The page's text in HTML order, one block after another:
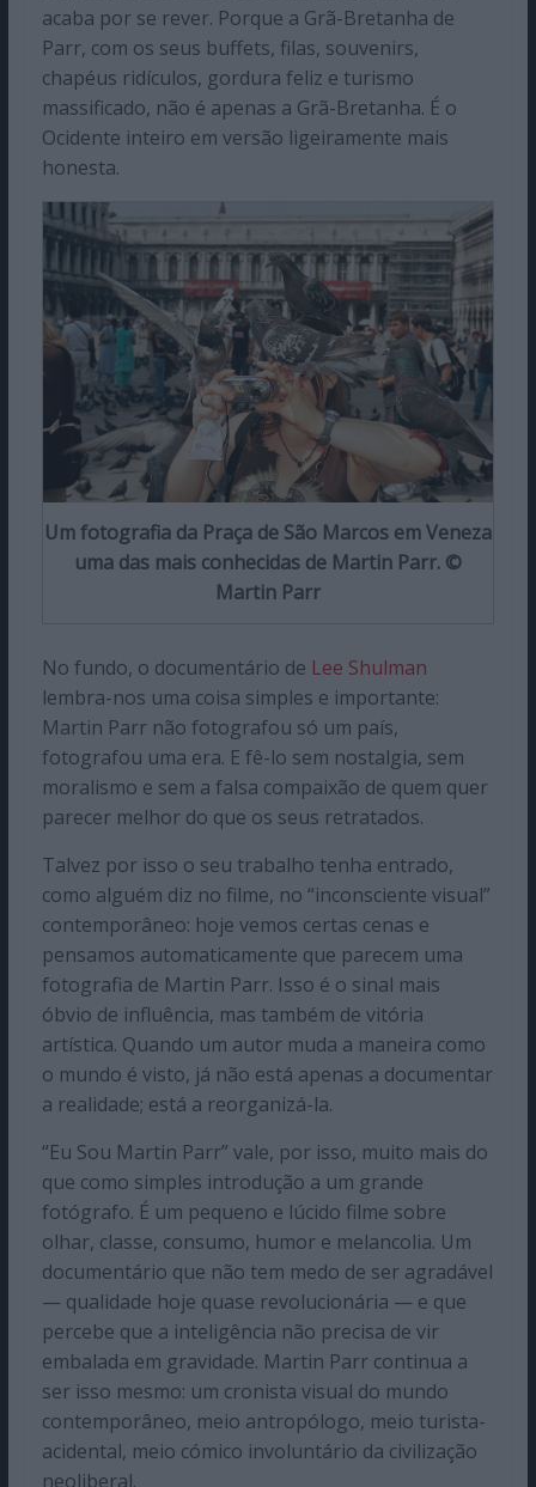
acaba por se rever. Porque a Grã-Bretanha de
Parr, com os seus buffets, filas, souvenirs,
chapéus ridículos, gordura feliz e turismo
massificado, não é apenas a Grã-Bretanha. É o
Ocidente inteiro em versão ligeiramente mais
honesta.
Um fotografia da Praça de São Marcos em Veneza
uma das mais conhecidas de Martin Parr. ©
Martin Parr
No fundo, o documentário de Lee Shulman
lembra-nos uma coisa simples e importante:
Martin Parr não fotografou só um país,
fotografou uma era. E fê-lo sem nostalgia, sem
moralismo e sem a falsa compaixão de quem quer
parecer melhor do que os seus retratados.
Talvez por isso o seu trabalho tenha entrado,
como alguém diz no filme, no “inconsciente visual”
contemporâneo: hoje vemos certas cenas e
pensamos automaticamente que parecem uma
fotografia de Martin Parr. Isso é o sinal mais
óbvio de influência, mas também de vitória
artística. Quando um autor muda a maneira como
o mundo é visto, já não está apenas a documentar
a realidade; está a reorganizá-la.
“Eu Sou Martin Parr” vale, por isso, muito mais do
que como simples introdução a um grande
fotógrafo. É um pequeno e lúcido filme sobre
olhar, classe, consumo, humor e melancolia. Um
documentário que não tem medo de ser agradável
— qualidade hoje quase revolucionária — e que
percebe que a inteligência não precisa de vir
embalada em gravidade. Martin Parr continua a
ser isso mesmo: um cronista visual do mundo
contemporâneo, meio antropólogo, meio turista-
acidental, meio cómico involuntário da civilização
neoliberal.